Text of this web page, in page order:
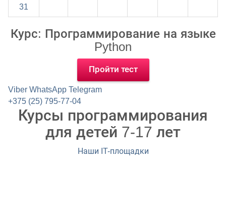
31
Курс: Программирование на языке
Python
Пройти тест
Viber WhatsApp Telegram
+375 (25) 795-77-04
Курсы программирования
для детей 7-17 лет
Наши IT-площадки